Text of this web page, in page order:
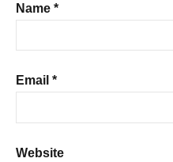
Name *
Email *
Website